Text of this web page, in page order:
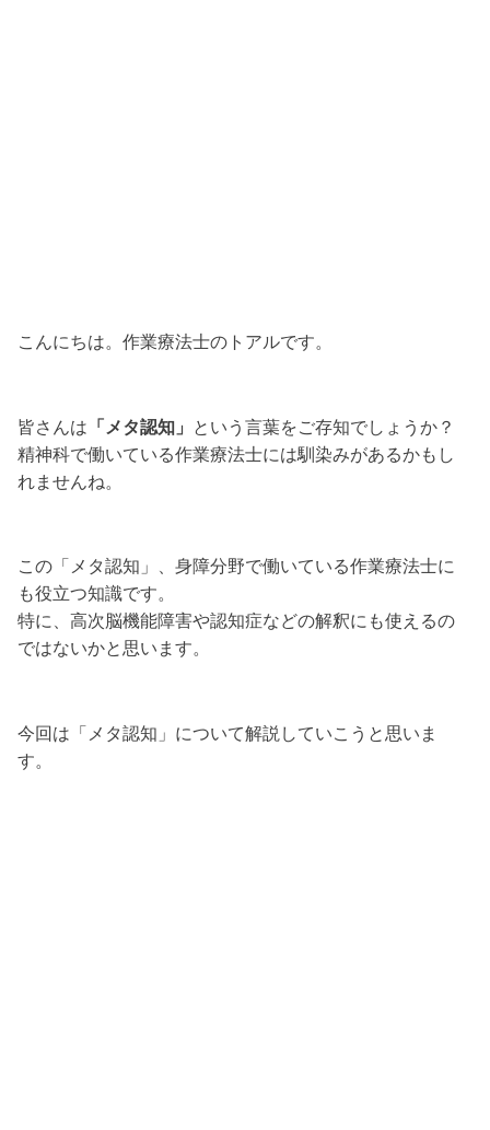
こんにちは。作業療法士のトアルです。
皆さんは 「メタ認知」 という言葉をご存知でしょうか？
精神科で働いている作業療法士には馴染みがあるかもし
れませんね。
この「メタ認知」、身障分野で働いている作業療法士に
も役立つ知識です。
特に、高次脳機能障害や認知症などの解釈にも使えるの
ではないかと思います。
今回は「メタ認知」について解説していこうと思いま
す。